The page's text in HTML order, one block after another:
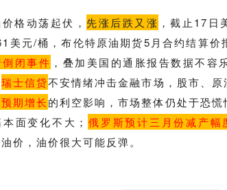
格动荡起伏， 先涨后跌又涨 ，截止17日
美元/桶，布伦特原油期货5月合约结算价
闭事件 ，叠加美国的通胀报告数据不容
瑞士信贷不安情绪冲击金融市场，股市、
期增长的利空影响，市场整体仍处于恐
面变化不大； 俄罗斯预计三月份减产幅
价，油价很大可能反弹。